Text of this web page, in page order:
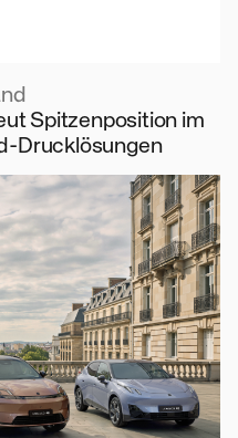
Spitzenposition im
Drucklösungen